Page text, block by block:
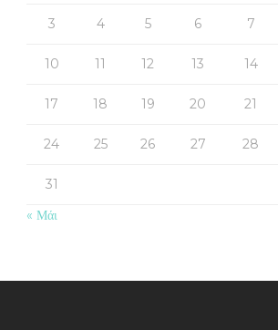
3 4 5 6 7
10 11 12 13 14
17 18 19 20 21
24 25 26 27 28
31
« Μάι